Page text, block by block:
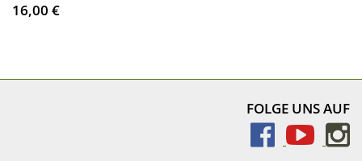
16,00 €
FOLGE UNS AUF